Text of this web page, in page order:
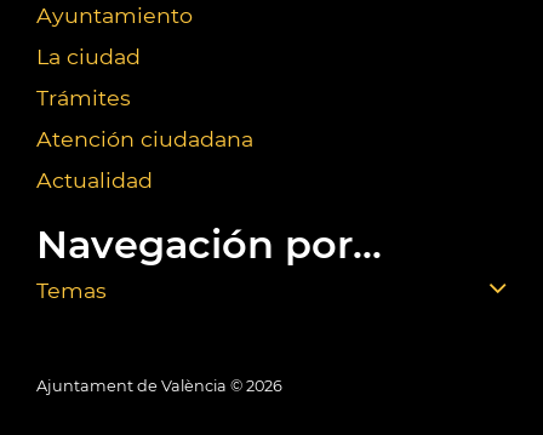
Ayuntamiento
La ciudad
Trámites
Atención ciudadana
Actualidad
Navegación por...
Temas
Ajuntament de València © 2026